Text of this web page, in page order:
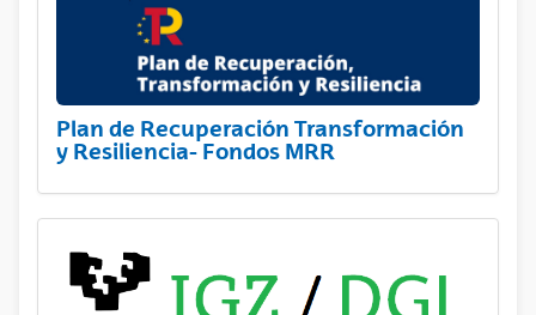
Plan de Recuperación Transformación
y Resiliencia- Fondos MRR